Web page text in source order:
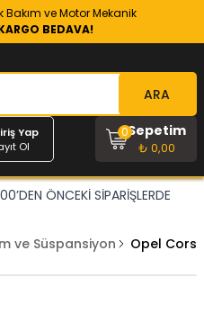
Bakım ve Motor Mekanik
BEDAVA!
ARA
Yap
Ol
Sepetim
₺ 0,00
0
ÖNCEKİ SİPARİŞLERDE
ve Süspansiyon Opel